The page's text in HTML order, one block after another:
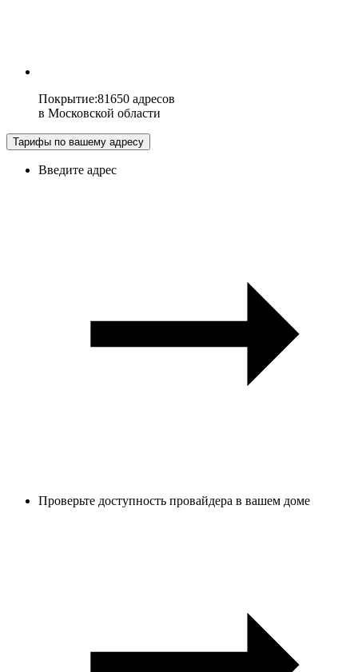
Покрытие:81650 адресов
в Московской области
Тарифы по вашему адресу
Введите адрес
Проверьте доступность провайдера в вашем доме